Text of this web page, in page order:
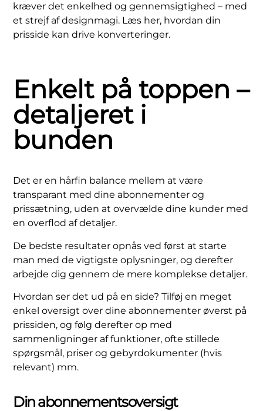
kræver det enkelhed og gennemsigtighed – med
et strejf af designmagi. Læs her, hvordan din
prisside kan drive konverteringer.
Enkelt på toppen –
detaljeret i
bunden
Det er en hårfin balance mellem at være
transparant med dine abonnementer og
prissætning, uden at overvælde dine kunder med
en overflod af detaljer.
De bedste resultater opnås ved først at starte
man med de vigtigste oplysninger, og derefter
arbejde dig gennem de mere komplekse detaljer.
Hvordan ser det ud på en side? Tilføj en meget
enkel oversigt over dine abonnementer øverst på
prissiden, og følg derefter op med
sammenligninger af funktioner, ofte stillede
spørgsmål, priser og gebyrdokumenter (hvis
relevant) mm.
Din abonnementsoversigt